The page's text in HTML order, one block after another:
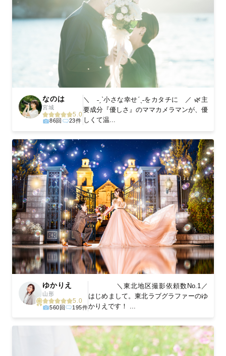
なのは
宮城
5.0
86回 23件
＼ ˗ˏˋ小さな幸せˊˎ˗をカタチに ／ 🌿主
要成分『優しさ』のママカメラマンが、優
しくて温...
ゆかりえ
山形
5.0
560回 195件
＼東北地区撮影依頼数No.1／
はじめまして。東北ラブグラファーのゆ
かりえです！ ...